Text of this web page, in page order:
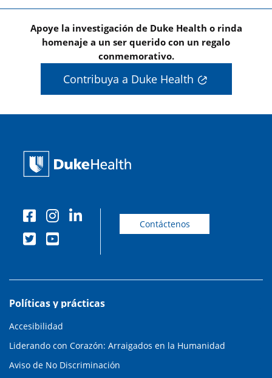
Apoye la investigación de Duke Health o rinda
homenaje a un ser querido con un regalo
conmemorativo.
Contribuya a Duke Health
Contáctenos
Políticas y prácticas
Accesibilidad
Liderando con Corazón: Arraigados en la Humanidad
Aviso de No Discriminación